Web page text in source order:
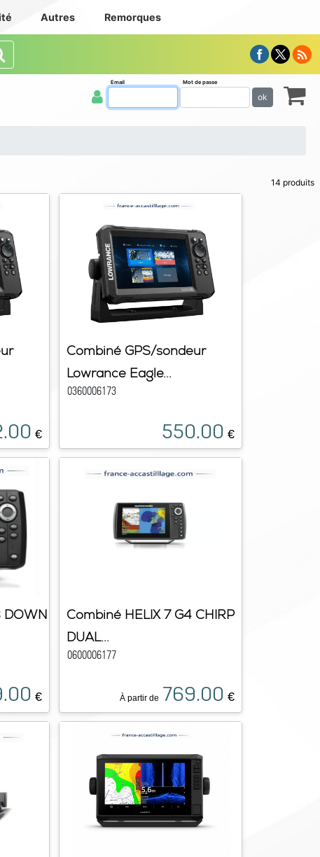
Autres Remorques
Email Mot de passe
ok
14 produits
€
Combiné GPS/sondeur
Lowrance Eagle...
0360006173
550.00 €
DOWN
€
Combiné HELIX 7 G4 CHIRP
DUAL...
0600006177
À partir de 769.00 €